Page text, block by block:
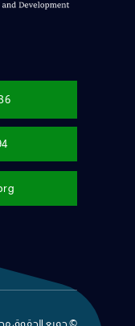
© جميع الحقوق محفوظة 2024